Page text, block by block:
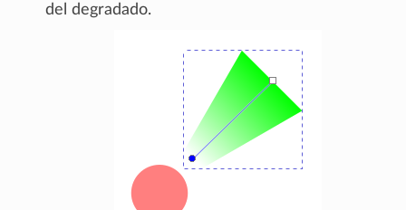
del degradado.